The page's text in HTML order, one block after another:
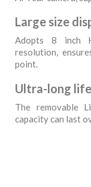
Large size
Adopts 8 inch
resolution,
point.
Ultra-long
The removable
capacity can last